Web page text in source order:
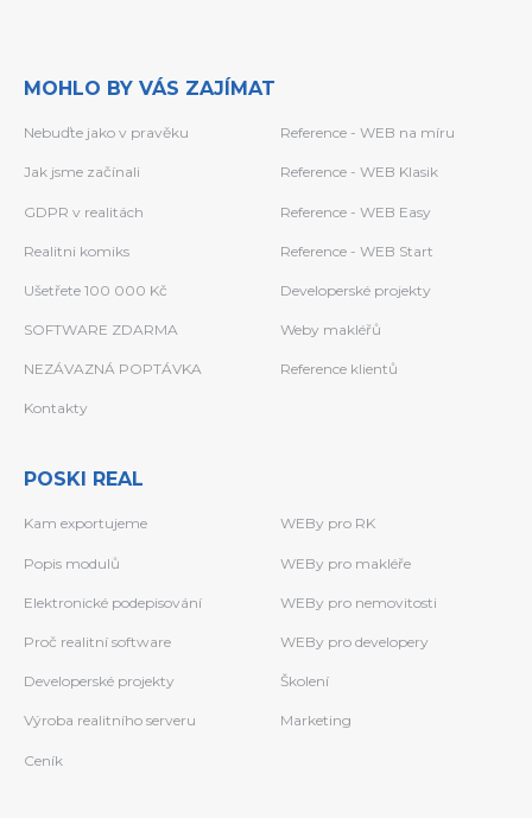
MOHLO BY VÁS ZAJÍMAT
Nebuďte jako v pravěku Reference - WEB na míru
Jak jsme začínali Reference - WEB Klasik
GDPR v realitách Reference - WEB Easy
Realitni komiks Reference - WEB Start
Ušetřete 100 000 Kč Developerské projekty
SOFTWARE ZDARMA Weby makléřů
NEZÁVAZNÁ POPTÁVKA Reference klientů
Kontakty
POSKI REAL
Kam exportujeme WEBy pro RK
Popis modulů WEBy pro makléře
Elektronické podepisování WEBy pro nemovitosti
Proč realitní software WEBy pro developery
Developerské projekty Školení
Výroba realitního serveru Marketing
Ceník